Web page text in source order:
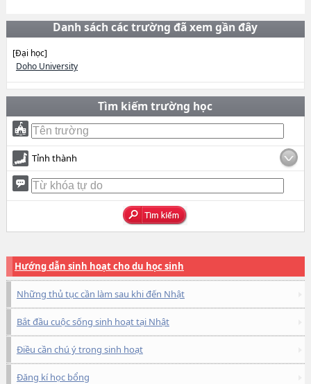
Danh sách các trường đã xem gần đây
[Đại học]
Doho University
Tìm kiếm trường học
Tỉnh thành
Hướng dẫn sinh hoạt cho du học sinh
Những thủ tục cần làm sau khi đến Nhật
Bắt đầu cuộc sống sinh hoạt tại Nhật
Điều cần chú ý trong sinh hoạt
Đăng kí học bổng